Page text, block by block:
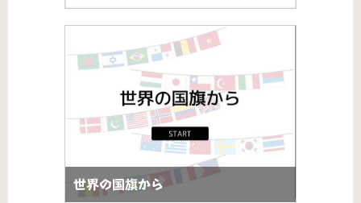
世界の国旗から